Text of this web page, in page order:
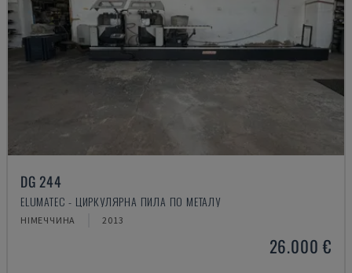
DG 244
ELUMATEC - ЦИРКУЛЯРНА ПИЛА ПО МЕТАЛУ
НІМЕЧЧИНА 2013
26.000 €